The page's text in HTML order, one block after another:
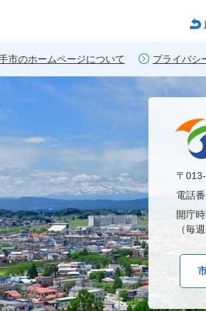
市のホームページについて プライバシ
〒
電話
開庁
（毎